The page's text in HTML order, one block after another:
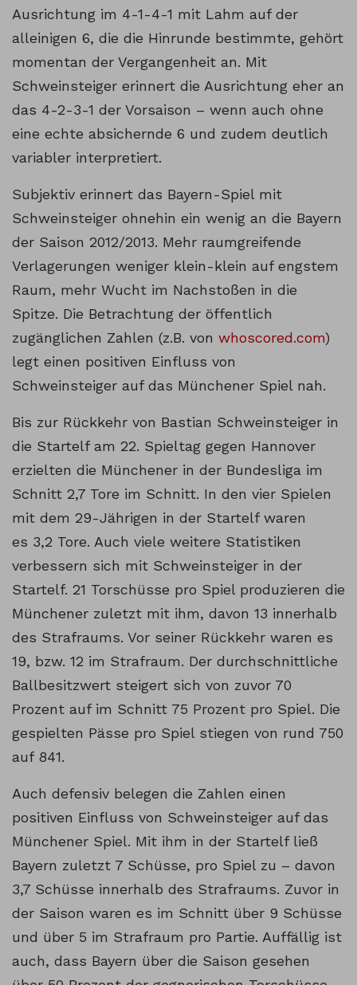
Ausrichtung im 4-1-4-1 mit Lahm auf der
alleinigen 6, die die Hinrunde bestimmte, gehört
momentan der Vergangenheit an. Mit
Schweinsteiger erinnert die Ausrichtung eher an
das 4-2-3-1 der Vorsaison – wenn auch ohne
eine echte absichernde 6 und zudem deutlich
variabler interpretiert.
Subjektiv erinnert das Bayern-Spiel mit
Schweinsteiger ohnehin ein wenig an die Bayern
der Saison 2012/2013. Mehr raumgreifende
Verlagerungen weniger klein-klein auf engstem
Raum, mehr Wucht im Nachstoßen in die
Spitze. Die Betrachtung der öffentlich
zugänglichen Zahlen (z.B. von whoscored.com)
legt einen positiven Einfluss von
Schweinsteiger auf das Münchener Spiel nah.
Bis zur Rückkehr von Bastian Schweinsteiger in
die Startelf am 22. Spieltag gegen Hannover
erzielten die Münchener in der Bundesliga im
Schnitt 2,7 Tore im Schnitt. In den vier Spielen
mit dem 29-Jährigen in der Startelf waren
es 3,2 Tore. Auch viele weitere Statistiken
verbessern sich mit Schweinsteiger in der
Startelf. 21 Torschüsse pro Spiel produzieren die
Münchener zuletzt mit ihm, davon 13 innerhalb
des Strafraums. Vor seiner Rückkehr waren es
19, bzw. 12 im Strafraum. Der durchschnittliche
Ballbesitzwert steigert sich von zuvor 70
Prozent auf im Schnitt 75 Prozent pro Spiel. Die
gespielten Pässe pro Spiel stiegen von rund 750
auf 841.
Auch defensiv belegen die Zahlen einen
positiven Einfluss von Schweinsteiger auf das
Münchener Spiel. Mit ihm in der Startelf ließ
Bayern zuletzt 7 Schüsse, pro Spiel zu – davon
3,7 Schüsse innerhalb des Strafraums. Zuvor in
der Saison waren es im Schnitt über 9 Schüsse
und über 5 im Strafraum pro Partie. Auffällig ist
auch, dass Bayern über die Saison gesehen